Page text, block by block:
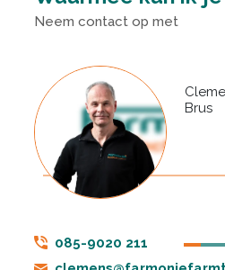
Neem contact op met
Brus
085-9020 211